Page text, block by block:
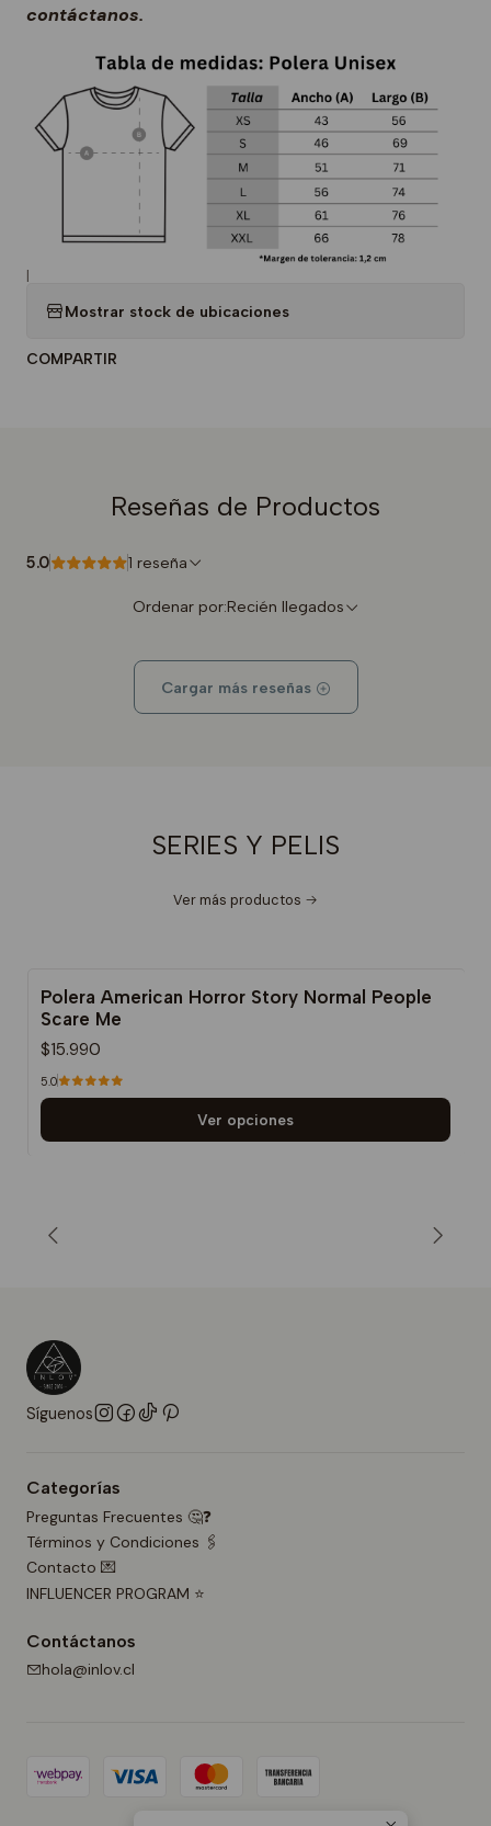
contáctanos.
|
Mostrar stock de ubicaciones
COMPARTIR
Reseñas de Productos
5.0 1 reseña
Ordenar por:Recién llegados
Cargar más reseñas
SERIES Y PELIS
Ver más productos
Polera American Horror Story Normal People
Scare Me
$15.990
5.0
Ver opciones
Síguenos
Categorías
Preguntas Frecuentes 🤔❓
Términos y Condiciones 🖇️
Contacto 💌
INFLUENCER PROGRAM ⭐
Contáctanos
hola@inlov.cl